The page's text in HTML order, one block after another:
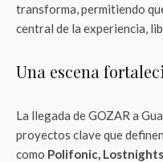
transforma, permitiendo
central de la experiencia,
Una escena
La llegada de GOZAR a
proyectos clave que
como Polifonic,